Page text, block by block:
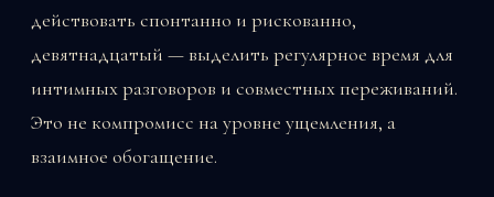
действовать спонтанно и рискованно,
девятнадцатый — выделить регулярное время для
интимных разговоров и совместных переживаний.
Это не компромисс на уровне ущемления, а
взаимное обогащение.